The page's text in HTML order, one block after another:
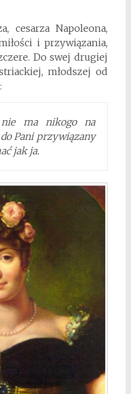
cesarza Napoleona,
i przywiązania,
Do swej drugiej
młodszej od
nie ma nikogo na
Pani przywiązany
jak ja.